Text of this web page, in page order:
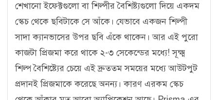
শেখানো ইফেক্টগুলো বা শিল্পীর বৈশিষ্ট্যগুলো দিয়ে একদম
স্কেচ থেকে ছবিটাকে সে আঁকে। যেভাবে একজন শিল্পী
সাদা ক্যানভাসের উপর ছবি এঁকে থাকেন। আর এই পুরো
কাজটা প্রিজমা করে থাকে ২-৩ সেকেন্ডের মধ্যে! সূক্ষ্ম
শিল্প বৈশিষ্ট্যের চেয়ে এই দ্রুততম সময়ের মধ্যে আউটপুট
প্রদানই প্রিজমাকে করেছে অনন্য। কারণ এরকম স্কেচ